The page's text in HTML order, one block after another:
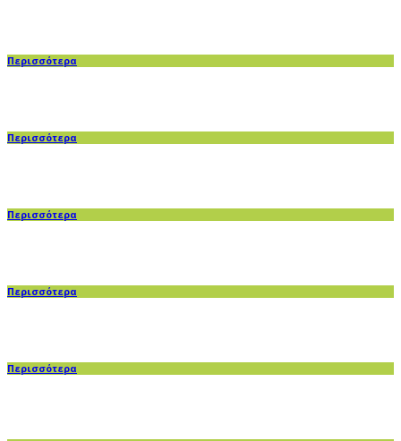
Περισσότερα
Περισσότερα
Περισσότερα
Περισσότερα
Περισσότερα